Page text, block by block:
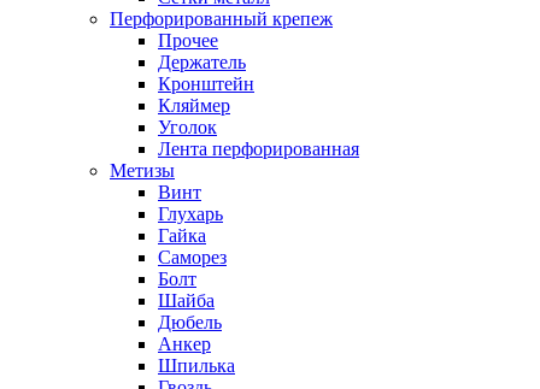
Перфорированный крепеж
Прочее
Держатель
Кронштейн
Кляймер
Уголок
Лента перфорированная
Метизы
Винт
Глухарь
Гайка
Саморез
Болт
Шайба
Дюбель
Анкер
Шпилька